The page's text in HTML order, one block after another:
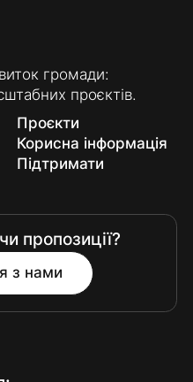
громади:
проєктів.
Проєкти
Корисна інформація
Підтримати
пропозиції?
з нами